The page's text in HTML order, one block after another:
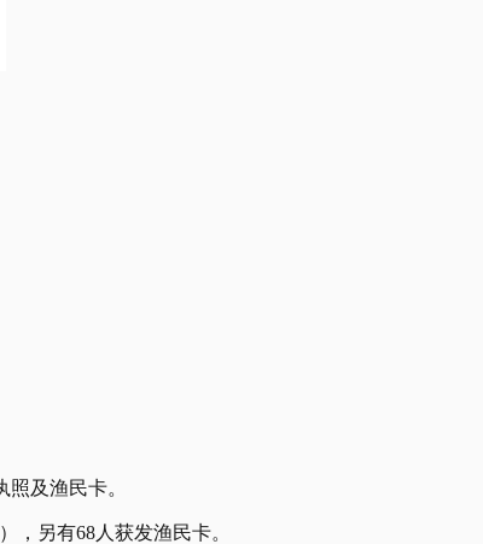
及渔民卡。
，另有68人获发渔民卡。